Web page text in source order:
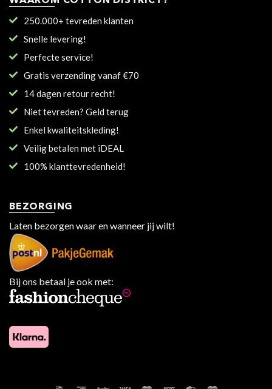
250.000+ tevreden klanten
Snelle levering!
Perfecte service!
Gratis verzending vanaf €70
14 dagen retour recht!
Niet tevreden? Geld terug
Enkel kwaliteitskleding!
Veilig betalen met iDEAL
100% klanttevredenheid!
BEZORGING
Laten bezorgen waar en wanneer jij wilt!
Bij ons betaal je ook met: